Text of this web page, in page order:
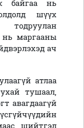
байгаа нь
шүүх
нь маргааны
ач
атлаа
тушаал,
авагдаагүй
шийтгэл